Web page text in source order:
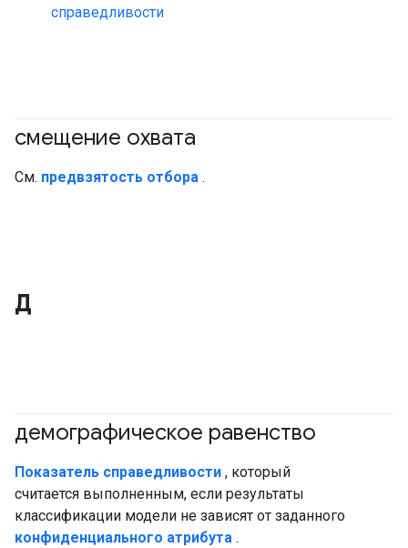
справедливости
смещение охвата
См. предвзятость отбора .
Д
демографическое равенство
#ответственный #Метрическая система
Показатель справедливости , который
считается выполненным, если результаты
классификации модели не зависят от заданного
конфиденциального атрибута .